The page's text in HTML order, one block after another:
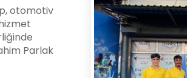
otomotiv
Parlak